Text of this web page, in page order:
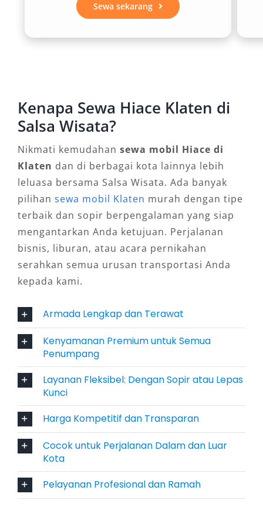
pemakaian harian, mingguan, atau bahkan
Jika agenda Anda mencakup rute Klaten –
Yogyakarta – Solo atau kota lain, rental mobil
praktis. Performa mesin tangguh dan konsumsi
bahan bakar yang efisien mendukung
perjalanan jarak jauh dengan biaya
operasional lebih terkendali.
5. Opsi Layanan Lengkap: Dengan
Sopir atau Lepas Kunci
Penyedia sewa mobil Hiace Klaten umumnya
menawarkan dua pilihan layanan: dengan sopir
profesional untuk perjalanan tanpa repot, atau
lepas kunci bagi Anda yang ingin lebih leluasa
mengatur waktu. Kedua opsi ini sama-sama
memberikan fleksibilitas bagi pengguna.
6. Harga Kompetitif dengan
Armada Terawat
Salah satu alasan utama memilih rental Hiace
dibandingkan menyewa beberapa mobil kecil.
Armada Hiace juga terawat, sehingga
Sewa sekarang
Kenapa Sewa Hiace Klaten di
Salsa Wisata?
Nikmati kemudahan sewa mobil Hiace di
Klaten dan di berbagai kota lainnya lebih
leluasa bersama Salsa Wisata. Ada banyak
pilihan sewa mobil Klaten murah dengan tipe
terbaik dan sopir berpengalaman yang siap
mengantarkan Anda ketujuan. Perjalanan
bisnis, liburan, atau acara pernikahan
serahkan semua urusan transportasi Anda
kepada kami.
Armada Lengkap dan Terawat
Kenyamanan Premium untuk Semua
Penumpang
Layanan Fleksibel: Dengan Sopir atau Lepas
Kunci
Harga Kompetitif dan Transparan
Cocok untuk Perjalanan Dalam dan Luar
Kota
Pelayanan Profesional dan Ramah